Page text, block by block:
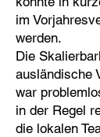
im
werden.
Die
ausländische
war
in der Regel
die lokalen